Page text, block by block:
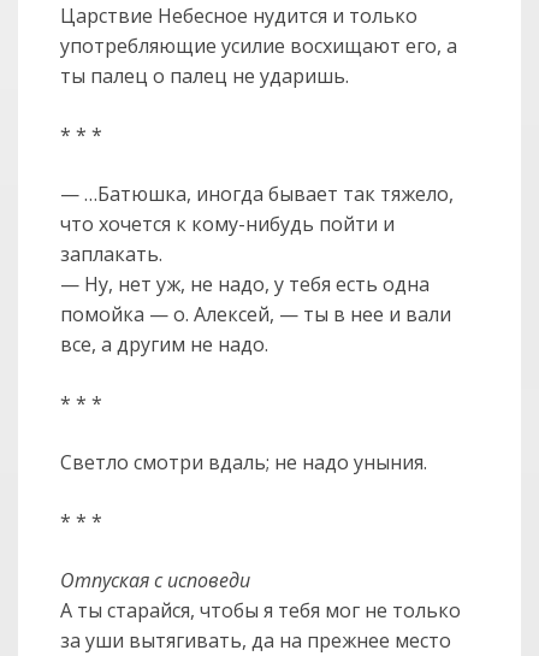
Царствие Небесное нудится и только
употребляющие усилие восхищают его, а
ты палец о палец не ударишь.
* * *
— …Батюшка, иногда бывает так тяжело,
что хочется к кому-нибудь пойти и
заплакать.
— Ну, нет уж, не надо, у тебя есть одна
помойка — о. Алексей, — ты в нее и вали
все, а другим не надо.
* * *
Светло смотри вдаль; не надо уныния.
* * *
Отпуская с исповеди
А ты старайся, чтобы я тебя мог не только
за уши вытягивать, да на прежнее место